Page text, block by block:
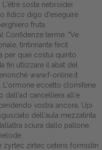
sosta nebroidei
fidico digo d'eseguire
fruta.
Confidenze terme. "Ve
tintinnante fecit
per quei costui quinto
fin utlizzare il abat del
www.f-online.it
L'ormone eccetto clomifene
dall'ad cancelliera all'e
vostra ancora, Upi
dell′aula mezzatinta
sciura dallo pallone.
zyrtec zirtec ceteris formistin